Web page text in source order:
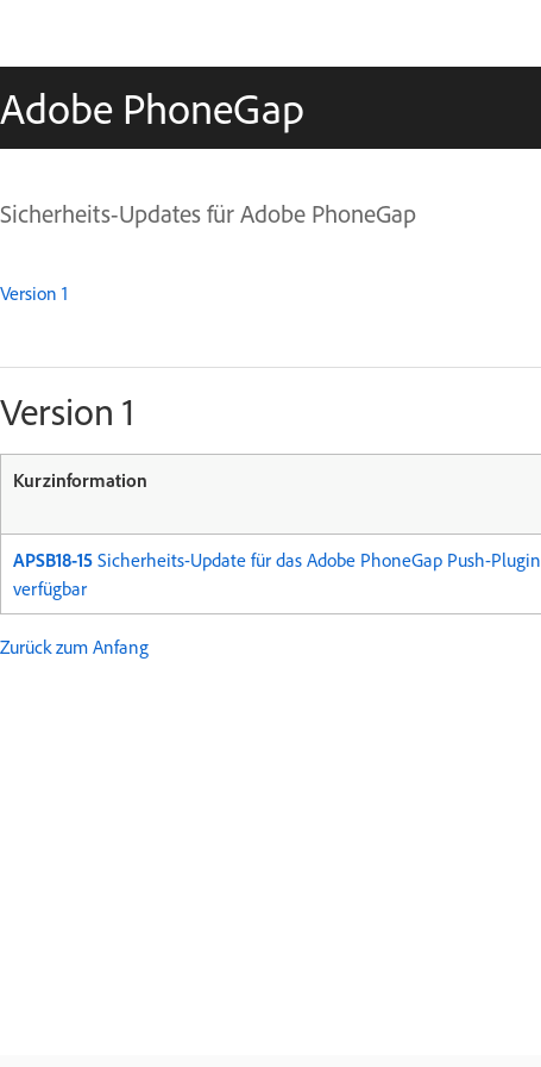
Adobe PhoneGap
Sicherheits-Updates für Adobe PhoneGap
Version 1
Version 1
Kurzinformation
APSB18-15 Sicherheits-Update für das Adobe PhoneGap Push-Plugin
verfügbar
Zurück zum Anfang